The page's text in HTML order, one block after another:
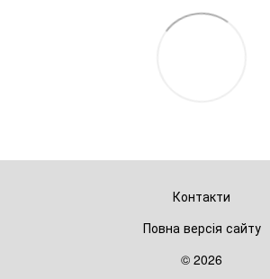
Контакти
Повна версія сайту
© 2026